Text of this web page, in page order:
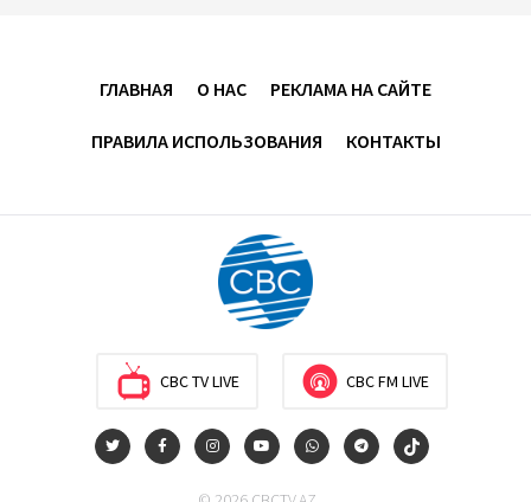
6 августа 2026
Цены на азербайджанскую нефть изменились
Как Азербайджан и Казахстан превращают Каспий
в цифровой узел Евразии
ГЛАВНАЯ О НАС РЕКЛАМА НА САЙТЕ
ПРАВИЛА ИСПОЛЬЗОВАНИЯ КОНТАКТЫ
CBC TV LIVE CBC FM LIVE